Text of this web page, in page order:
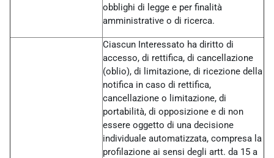
obblighi di legge e per finalità
amministrative o di ricerca.
Ciascun Interessato ha diritto di
accesso, di rettifica, di cancellazione
(oblio), di limitazione, di ricezione della
notifica in caso di rettifica,
cancellazione o limitazione, di
portabilità, di opposizione e di non
essere oggetto di una decisione
individuale automatizzata, compresa la
profilazione ai sensi degli artt. da 15 a